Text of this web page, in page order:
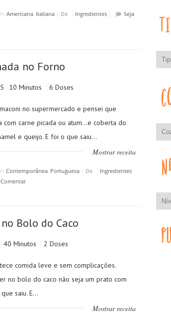
Americana, Italiana| De Ingredientes|
Seja
no Forno
10 Minutos 6 Doses
no supermercado e pensei que
com carne picada ou atum...e coberta do
e queijo. E foi o que saiu...
Mostrar receita
Contemporânea, Portuguesa| De
Ingredientes
Bolo do Caco
40 Minutos 2 Doses
comida leve e sem complicações.
no bolo do caco não seja um prato com
saiu. E...
Mostrar receita